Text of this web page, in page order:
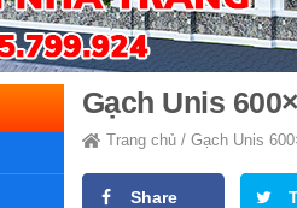
Gạch Unis
Trang chủ / Gạch Unis
Share